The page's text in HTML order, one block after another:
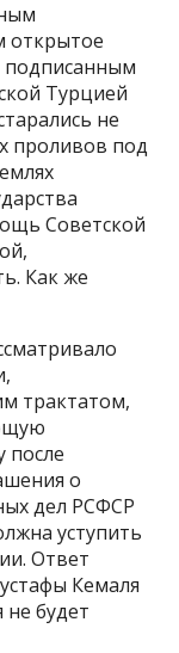
открытое
подписанным
Турцией
не
проливов под
Советской
Как же
трактатом,
после
о
дел РСФСР
уступить
Ответ
Кемаля
будет